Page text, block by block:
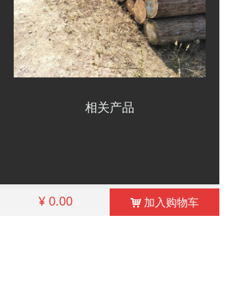
相关产品
¥ 0.00 낙 加入购物车
낀
首页
끔
我们的地址